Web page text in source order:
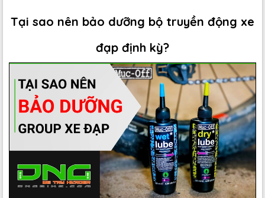
Tại sao nên bảo dưỡng bộ truyền động xe
đạp định kỳ?